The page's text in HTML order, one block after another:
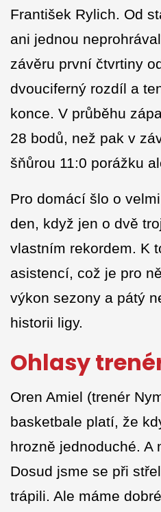
František Rylich. Od
ani jednou
závěru první čtvrtiny
dvouciferný rozdíl a
konce. V průběhu
28 bodů, než pak v
šňůrou 11:0 porážku
Pro domácí šlo o
den, když jen o dvě
vlastním rekordem. K
asistencí, což je pro
výkon sezony a pátý
historii ligy.
Ohlasy
Oren Amiel (trenér
basketbale platí, že
hrozně jednoduché. A
Dosud jsme se při
trápili. Ale máme